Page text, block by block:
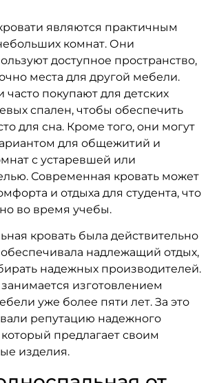
являются практичным
комнат. Они
доступное пространство,
места для другой мебели.
часто покупают для детских
спален, чтобы обеспечить
для сна. Кроме того, они могут
для общежитий и
с устаревшей или
Современная кровать может
и отдыха для студента, что
во время учебы.
кровать была действительно
надлежащий отдых,
надежных производителей.
изготовлением
уже более пяти лет. За это
репутацию надежного
предлагает своим
изделия.